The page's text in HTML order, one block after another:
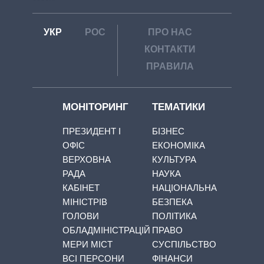
УКР РОС
ПРО НАС
КОНТАКТИ
ПРАВИЛА
МОНІТОРИНГ
ПРЕЗИДЕНТ І
ОФІС
ВЕРХОВНА
РАДА
КАБІНЕТ
МІНІСТРІВ
ГОЛОВИ
ОБЛАДМІНІСТРАЦІЙ
МЕРИ МІСТ
ВСІ ПЕРСОНИ
ТЕМАТИКИ
БІЗНЕС
ЕКОНОМІКА
КУЛЬТУРА
НАУКА
НАЦІОНАЛЬНА
БЕЗПЕКА
ПОЛІТИКА
ПРАВО
СУСПІЛЬСТВО
ФІНАНСИ